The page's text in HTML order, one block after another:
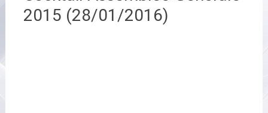
2015 (28/01/2016)